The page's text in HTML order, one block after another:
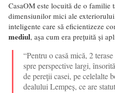
CasaOM este locuită de o
dimensiunilor mici ale
inteligente care să eficientizeze
mediul, așa cum era prețuită și
“Pentru o casă mică, 2
spre perspective largi,
de pereţii casei, pe celelalte
dealului Lempeș, ce are